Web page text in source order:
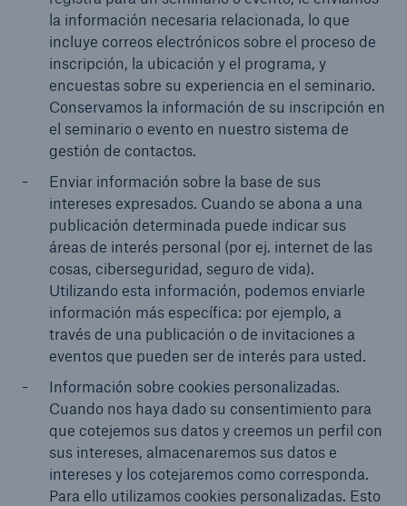
la información necesaria relacionada, lo que
incluye correos electrónicos sobre el proceso de
inscripción, la ubicación y el programa, y
encuestas sobre su experiencia en el seminario.
Conservamos la información de su inscripción en
el seminario o evento en nuestro sistema de
gestión de contactos.
Enviar información sobre la base de sus
intereses expresados. Cuando se abona a una
publicación determinada puede indicar sus
áreas de interés personal (por ej. internet de las
cosas, ciberseguridad, seguro de vida).
Utilizando esta información, podemos enviarle
información más específica: por ejemplo, a
través de una publicación o de invitaciones a
eventos que pueden ser de interés para usted.
Información sobre cookies personalizadas.
Cuando nos haya dado su consentimiento para
que cotejemos sus datos y creemos un perfil con
sus intereses, almacenaremos sus datos e
intereses y los cotejaremos como corresponda.
Para ello utilizamos cookies personalizadas. Esto